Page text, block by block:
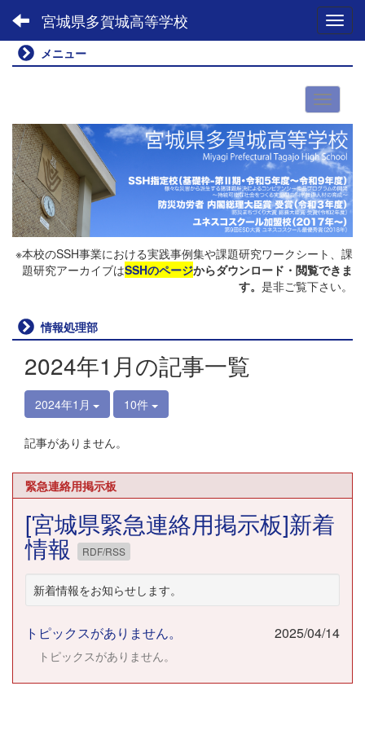
宮城県多賀城高等学校
メニュー
※本校のSSH事業における実践事例集や課題研究ワークシート、課
題研究アーカイブはSSHのページからダウンロード・閲覧できま
す。 是非ご覧下さい。
情報処理部
2024年1月の記事一覧
2024年1月 10件
記事がありません。
緊急連絡用掲示板
[宮城県緊急連絡用掲示板]新着
情報 RDF/RSS
新着情報をお知らせします。
トピックスがありません。 2025/04/14
トピックスがありません。